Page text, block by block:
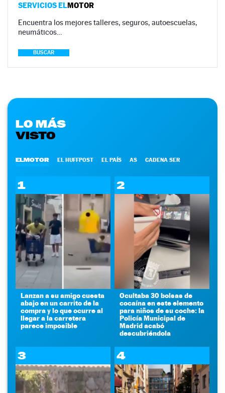
SERVICIOS ELMOTOR
Encuentra los mejores talleres, seguros, autoescuelas,
neumáticos…
BUSCAR
LO MÁS
VISTO
ELMOTOR EL HUFFPOST EL PAÍS AS CADENA SER
1
Lanzan a su amigo cuesta
abajo en un carrito de la
compra y lo que ocurre al
llegar a la carretera
parece imposible
2
Ocultaba 30 bolsas de
cocaína en este elemento
para niños de su coche: la
Policía Municipal de
Madrid acabó
descubriéndola
3 4